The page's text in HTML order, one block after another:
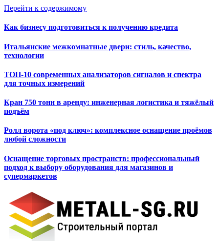
Перейти к содержимому
Как бизнесу подготовиться к получению кредита
Итальянские межкомнатные двери: стиль, качество,
технологии
ТОП-10 современных анализаторов сигналов и спектра
для точных измерений
Кран 750 тонн в аренду: инженерная логистика и тяжёлый
подъём
Ролл ворота «под ключ»: комплексное оснащение проёмов
любой сложности
Оснащение торговых пространств: профессиональный
подход к выбору оборудования для магазинов и
супермаркетов